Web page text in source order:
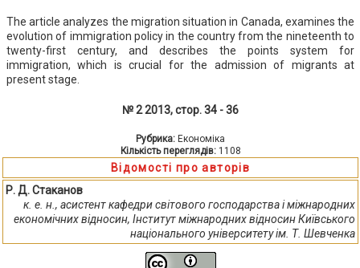
The article analyzes the migration situation in Canada, examines the
evolution of immigration policy in the country from the nineteenth to
twenty-first century, and describes the points system for
immigration, which is crucial for the admission of migrants at
present stage.
№ 2 2013, стор. 34 - 36
Рубрика: Економіка
Кількість переглядів: 1108
Відомості про авторів
Р. Д. Стаканов
к. е. н., асистент кафедри світового господарства і міжнародних
економічних відносин, Інститут міжнародних відносин Київського
національного університету ім. Т. Шевченка